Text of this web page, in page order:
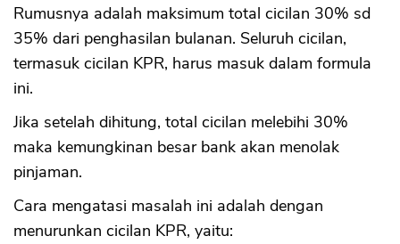
Rumusnya adalah maksimum total cicilan 30% sd
35% dari penghasilan bulanan. Seluruh cicilan,
termasuk cicilan KPR, harus masuk dalam formula
ini.
Jika setelah dihitung, total cicilan melebihi 30%
maka kemungkinan besar bank akan menolak
pinjaman.
Cara mengatasi masalah ini adalah dengan
menurunkan cicilan KPR, yaitu: